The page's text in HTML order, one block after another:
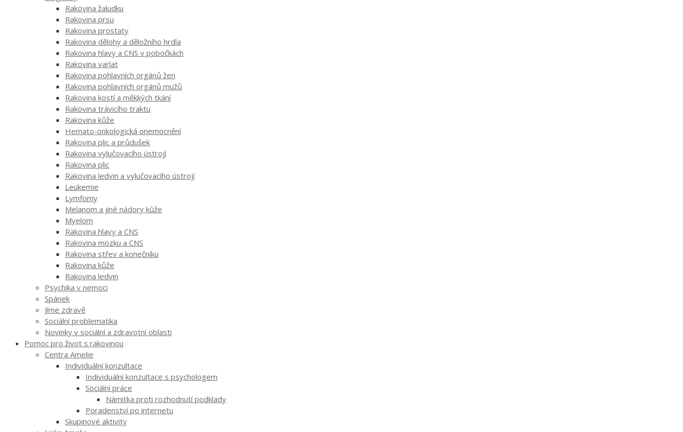
Rakovina žaludku
Rakovina prsu
Rakovina prostaty
Rakovina dělohy a děložního hrdla
Rakovina hlavy a CNS v pobočkách
Rakovina varlat
Rakovina pohlavních orgánů žen
Rakovina pohlavních orgánů mužů
Rakovina kostí a měkkých tkání
Rakovina trávicího traktu
Rakovina kůže
Hemato-onkologická onemocnění
Rakovina plic a průdušek
Rakovina vylučovacího ústrojí
Rakovina plic
Rakovina ledvin a vylučovacího ústrojí
Leukemie
Lymfomy
Melanom a jiné nádory kůže
Myelom
Rakovina hlavy a CNS
Rakovina mozku a CNS
Rakovina střev a konečníku
Rakovina kůže
Rakovina ledvin
Psychika v nemoci
Spánek
Jíme zdravě
Sociální problematika
Novinky v sociální a zdravotní oblasti
Pomoc pro život s rakovinou
Centra Amelie
Individuální konzultace
Individuální konzultace s psychologem
Sociální práce
Námitka proti rozhodnutí podklady
Poradenství po internetu
Skupinové aktivity